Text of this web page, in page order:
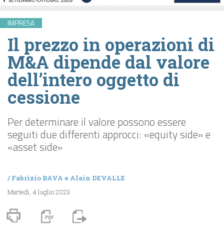
IMPRESA
Il prezzo in operazioni di
M&A dipende dal valore
dell’intero oggetto di
cessione
Per determinare il valore possono essere
seguiti due differenti approcci: «equity side» e
«asset side»
/Fabrizio BAVA e Alain DEVALLE
Martedì, 4 luglio 2023